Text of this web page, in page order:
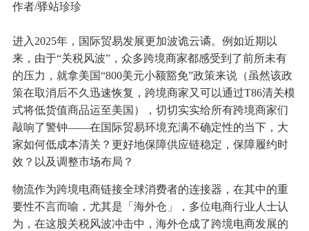
作者/驿站珍珍
进入2025年，国际贸易发展更加波诡云谲。例如近期以
来，由于“关税风波”，众多跨境商家都感受到了前所未有
的压力，就拿美国“800美元小额豁免”政策来说（虽然该政
策在取消后不久迅速恢复，跨境商家又可以通过T86清关模
式将低货值商品运至美国），切切实实给所有跨境商家们
敲响了警钟——在国际贸易环境充满不确定性的当下，大
家如何低成本清关？更好地保障供应链稳定，保障履约时
效？以及调整市场布局？
物流作为跨境电商链接全球消费者的连接器，在其中的重
要性不言而喻，尤其是「海外仓」，多位电商行业人士认
为，在这股关税风波冲击中，海外仓成了跨境电商发展的